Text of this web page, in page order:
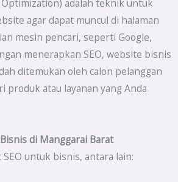
Optimization) adalah teknik untuk
agar dapat muncul di halaman
mesin pencari, seperti Google,
menerapkan SEO, website bisnis
ditemukan oleh calon pelanggan
produk atau layanan yang Anda
di Manggarai Barat
untuk bisnis, antara lain: